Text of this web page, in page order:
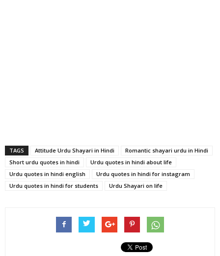
TAGS Attitude Urdu Shayari in Hindi
Romantic shayari urdu in Hindi
Short urdu quotes in hindi
Urdu quotes in hindi about life
Urdu quotes in hindi english
Urdu quotes in hindi for instagram
Urdu quotes in hindi for students
Urdu Shayari on life